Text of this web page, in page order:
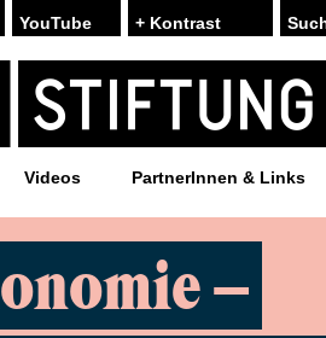
YouTube + Kontrast
Videos PartnerInnen & Links
–